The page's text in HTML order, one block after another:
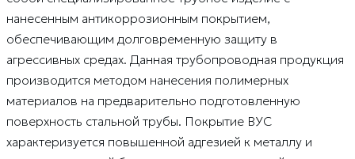
нанесенным антикоррозионным покрытием,
обеспечивающим долговременную защиту в
агрессивных средах. Данная трубопроводная продукция
производится методом нанесения полимерных
материалов на предварительно подготовленную
поверхность стальной трубы. Покрытие ВУС
характеризуется повышенной адгезией к металлу и